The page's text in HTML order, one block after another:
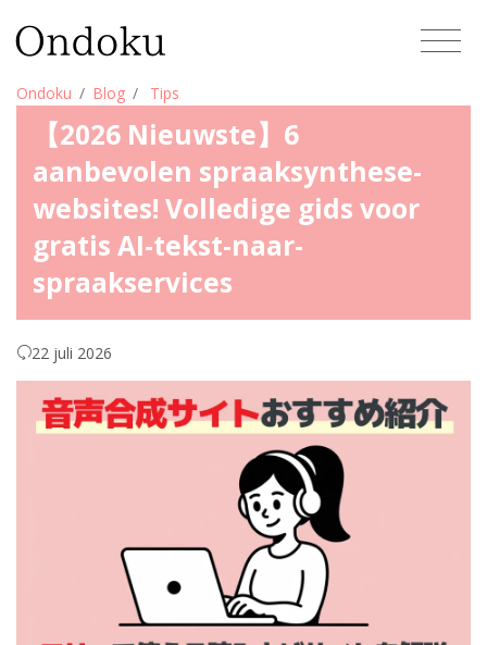
Ondoku Blog Tips
【2026 Nieuwste】6
aanbevolen spraaksynthese-
websites! Volledige gids voor
gratis AI-tekst-naar-
spraakservices
22 juli 2026